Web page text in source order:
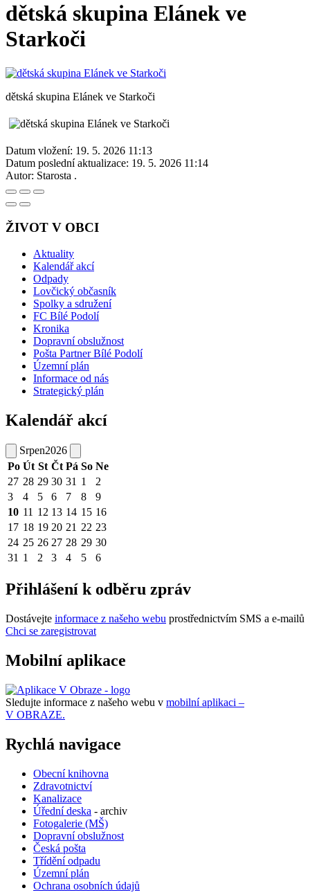
dětská skupina Elánek ve
Starkoči
dětská skupina Elánek ve Starkoči
Datum vložení: 19. 5. 2026 11:13
Datum poslední aktualizace: 19. 5. 2026 11:14
Autor: Starosta .
ŽIVOT V OBCI
Aktuality
Kalendář akcí
Odpady
Lovčický občasník
Spolky a sdružení
FC Bílé Podolí
Kronika
Dopravní obslužnost
Pošta Partner Bílé Podolí
Územní plán
Informace od nás
Strategický plán
Kalendář akcí
Srpen2026
Po Út St Čt Pá So Ne
27 28 29 30 31 1
2
3
4 5 6 7 8
9
10 11 12 13 14 15 16
17 18 19 20 21 22 23
24 25 26 27 28 29 30
31 1 2 3 4 5 6
Přihlášení k odběru zpráv
Dostávejte informace z našeho webu prostřednictvím SMS a e-mailů
Chci se zaregistrovat
Mobilní aplikace
Sledujte informace z našeho webu v mobilní aplikaci –
V OBRAZE.
Rychlá navigace
Obecní knihovna
Zdravotnictví
Kanalizace
Úřední deska - archiv
Fotogalerie (MŠ)
Dopravní obslužnost
Česká pošta
Třídění odpadu
Územní plán
Ochrana osobních údajů